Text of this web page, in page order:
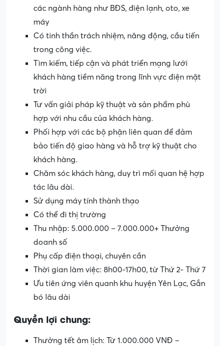
các ngành hàng như BĐS, điện lạnh, oto, xe
máy
Có tinh thần trách nhiệm, năng động, cầu tiến
trong công việc.
Tìm kiếm, tiếp cận và phát triển mạng lưới
khách hàng tiềm năng trong lĩnh vực điện mặt
trời
Tư vấn giải pháp kỹ thuật và sản phẩm phù
hợp với nhu cầu của khách hàng.
Phối hợp với các bộ phận liên quan để đảm
bảo tiến độ giao hàng và hỗ trợ kỹ thuật cho
khách hàng.
Chăm sóc khách hàng, duy trì mối quan hệ hợp
tác lâu dài.
Sử dụng máy tính thành thạo
Có thể đi thị trường
Thu nhập: 5.000.000 – 7.000.000+ Thưởng
doanh số
Phụ cấp điện thoại, chuyên cần
Thời gian làm việc: 8h00-17h00, từ Thứ 2- Thứ 7
Ưu tiên ứng viên quanh khu huyện Yên Lạc, Gắn
bó lâu dài
Quyền lợi chung:
Thưởng tết âm lịch: Từ 1.000.000 VNĐ –